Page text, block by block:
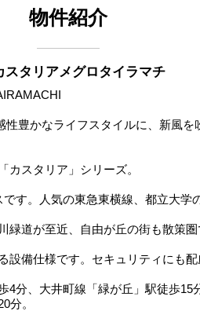
物件紹介
スタリアメグロタイラマチ
豊かなライフスタイルに、新風を
スタリア」シリーズ。
す。人気の東急東横線、都立大学
緑道が至近、自由が丘の街も散策圏
設備仕様です。セキュリティにも
4分、大井町線「緑が丘」駅徒歩15
分。